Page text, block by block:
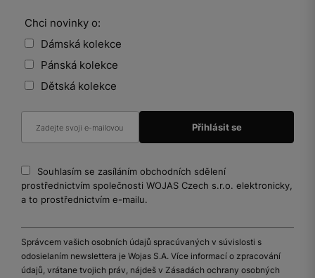
Chci novinky o:
Dámská kolekce
Pánská kolekce
Dětská kolekce
Souhlasím se zasíláním obchodních sdělení
prostřednictvím společnosti WOJAS Czech s.r.o. elektronicky,
a to prostřednictvím e-mailu.
Správcem vašich osobních údajů spracúvaných v súvislosti s
odosielaním newslettera je Wojas S.A. Více informací o zpracování
údajů, vrátane tvojich práv, nájdeš v Zásadách ochrany osobných